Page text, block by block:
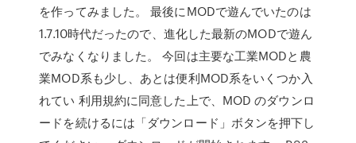
を作ってみました。 最後にMODで遊んでいたのは
1.7.10時代だったので、進化した最新のMODで遊ん
でみなくなりました。 今回は主要な工業MODと農
業MOD系も少し、あとは便利MOD系をいくつか入
れてい 利用規約に同意した上で、MOD のダウンロ
ードを続けるには「ダウンロード」ボタンを押下し